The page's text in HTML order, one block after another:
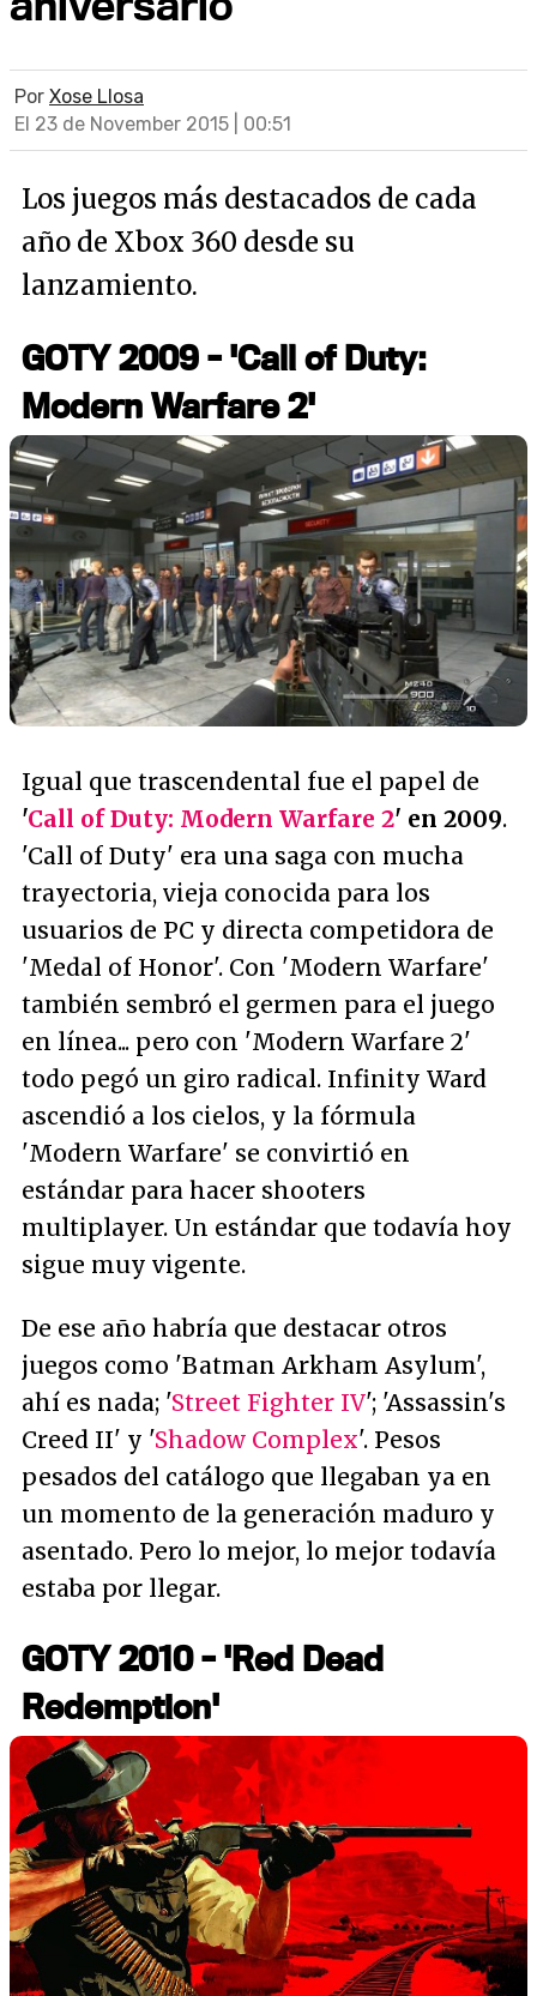
Por Xose Llosa
El 23 de November 2015 | 00:51
Los juegos más destacados de cada
año de Xbox 360 desde su
lanzamiento.
GOTY 2009 - 'Call of Duty:
Modern Warfare 2'
Igual que trascendental fue el papel de
'Call of Duty: Modern Warfare 2' en 2009.
'Call of Duty' era una saga con mucha
trayectoria, vieja conocida para los
usuarios de PC y directa competidora de
'Medal of Honor'. Con 'Modern Warfare'
también sembró el germen para el juego
en línea... pero con 'Modern Warfare 2'
todo pegó un giro radical. Infinity Ward
ascendió a los cielos, y la fórmula
'Modern Warfare' se convirtió en
estándar para hacer shooters
multiplayer. Un estándar que todavía hoy
sigue muy vigente.
De ese año habría que destacar otros
juegos como 'Batman Arkham Asylum',
ahí es nada; 'Street Fighter IV'; 'Assassin's
Creed II' y 'Shadow Complex'. Pesos
pesados del catálogo que llegaban ya en
un momento de la generación maduro y
asentado. Pero lo mejor, lo mejor todavía
estaba por llegar.
GOTY 2010 - 'Red Dead
Redemption'